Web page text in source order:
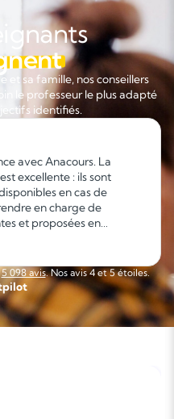
et sa famille, nos conseillers
le professeur le plus adapté
identifiés.
avec Anacours. La
excellente : ils sont
en cas de
en charge de
et proposées en
qui permet d’organiser
je recommande sans
5 098 avis. Nos avis 4 et 5 étoiles.